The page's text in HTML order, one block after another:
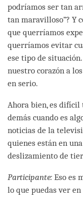
podríamos ser tan
tan maravilloso”? Y
que querríamos
querríamos evitar
ese tipo de
nuestro corazón a
en serio.
Ahora bien, es
demás cuando es
noticias de la
quienes están en
deslizamiento de
Participante: Eso es
lo que puedas ver